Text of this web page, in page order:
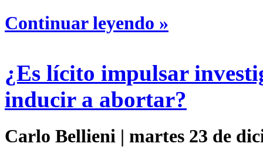
Continuar leyendo »
¿Es lícito impulsar
inducir a abortar?
Carlo Bellieni | martes 23 de